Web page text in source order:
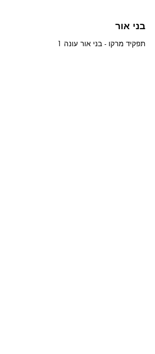
בני אור
תפקיד מרקו - בני אור עונה 1